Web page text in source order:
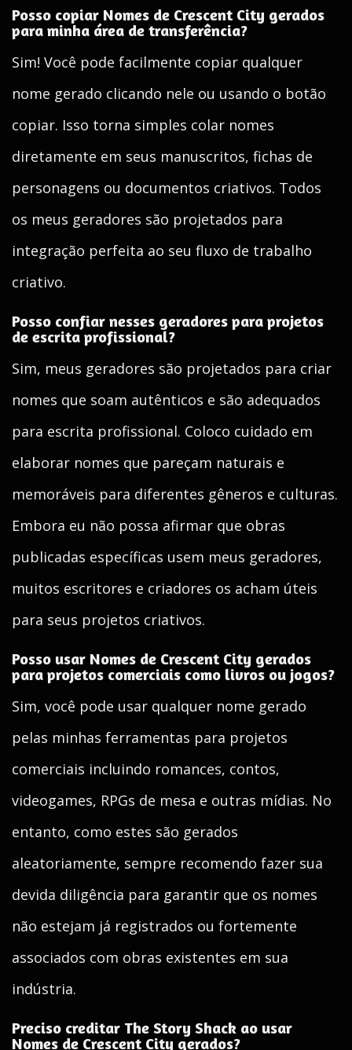
Posso copiar Nomes de Crescent City gerados
para minha área de transferência?
Sim! Você pode facilmente copiar qualquer
nome gerado clicando nele ou usando o botão
copiar. Isso torna simples colar nomes
diretamente em seus manuscritos, fichas de
personagens ou documentos criativos. Todos
os meus geradores são projetados para
integração perfeita ao seu fluxo de trabalho
criativo.
Posso confiar nesses geradores para projetos
de escrita profissional?
Sim, meus geradores são projetados para criar
nomes que soam autênticos e são adequados
para escrita profissional. Coloco cuidado em
elaborar nomes que pareçam naturais e
memoráveis para diferentes gêneros e culturas.
Embora eu não possa afirmar que obras
publicadas específicas usem meus geradores,
muitos escritores e criadores os acham úteis
para seus projetos criativos.
Posso usar Nomes de Crescent City gerados
para projetos comerciais como livros ou jogos?
Sim, você pode usar qualquer nome gerado
pelas minhas ferramentas para projetos
comerciais incluindo romances, contos,
videogames, RPGs de mesa e outras mídias. No
entanto, como estes são gerados
aleatoriamente, sempre recomendo fazer sua
devida diligência para garantir que os nomes
não estejam já registrados ou fortemente
associados com obras existentes em sua
indústria.
Preciso creditar The Story Shack ao usar
Nomes de Crescent City gerados?